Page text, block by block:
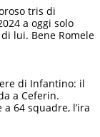
tris di
a oggi solo
lui. Bene Romele
di Infantino: il
a Ceferin.
64 squadre, l’ira